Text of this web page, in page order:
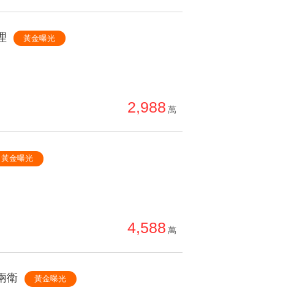
黃金曝光
2,988 萬
黃金曝光
4,588 萬
衛 黃金曝光